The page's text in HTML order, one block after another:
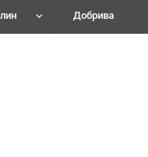
Добрива